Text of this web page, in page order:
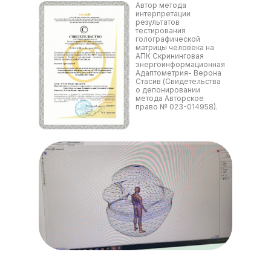
Автор метода
интерпретации
результатов
тестирования
голографической
матрицы человека на
АПК Скрининговая
энергоинформационная
Адаптометрия- Верона
Стасив (Свидетельства
о депонировании
метода Авторское
право № 023-014958).